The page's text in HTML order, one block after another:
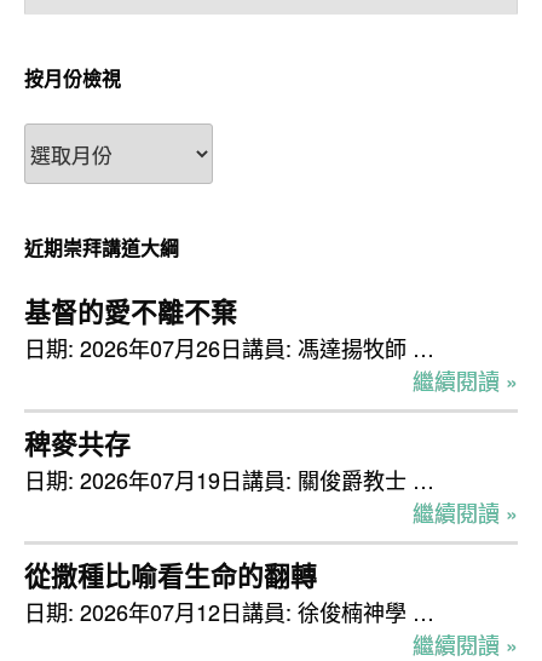
按月份檢視
按
月
檢
視
近期崇拜講道大綱
基督的愛不離不棄
日期: 2026年07月26日講員: 馮達揚牧師 …
繼續閱讀 »
稗麥共存
日期: 2026年07月19日講員: 關俊爵教士 …
繼續閱讀 »
從撒種比喻看生命的翻轉
日期: 2026年07月12日講員: 徐俊楠神學 …
繼續閱讀 »